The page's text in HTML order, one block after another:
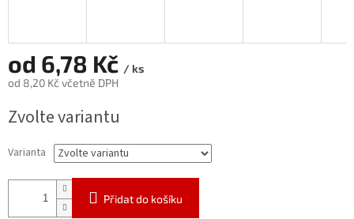
od 6,78 Kč / ks
od 8,20 Kč včetně DPH
cena:
Zvolte variantu
Varianta
Přidat do košíku